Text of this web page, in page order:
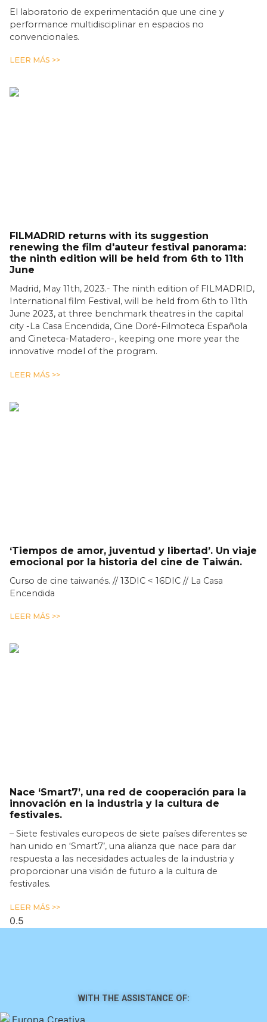
El laboratorio de experimentación que une cine y
performance multidisciplinar en espacios no
convencionales.
LEER MÁS >>
FILMADRID returns with its suggestion
renewing the film d'auteur festival panorama:
the ninth edition will be held from 6th to 11th
June
Madrid, May 11th, 2023.- The ninth edition of FILMADRID,
International film Festival, will be held from 6th to 11th
June 2023, at three benchmark theatres in the capital
city -La Casa Encendida, Cine Doré-Filmoteca Española
and Cineteca-Matadero-, keeping one more year the
innovative model of the program.
LEER MÁS >>
‘Tiempos de amor, juventud y libertad’. Un viaje
emocional por la historia del cine de Taiwán.
Curso de cine taiwanés. // 13DIC < 16DIC // La Casa
Encendida
LEER MÁS >>
Nace ‘Smart7’, una red de cooperación para la
innovación en la industria y la cultura de
festivales.
– Siete festivales europeos de siete países diferentes se
han unido en ‘Smart7’, una alianza que nace para dar
respuesta a las necesidades actuales de la industria y
proporcionar una visión de futuro a la cultura de
festivales.
LEER MÁS >>
WITH THE ASSISTANCE OF: